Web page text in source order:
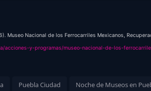
Museo Nacional de los Ferrocarriles Mexicanos,
acciones-y-programas/museo-nacional-de-los-
Puebla Ciudad Noche de Museos en